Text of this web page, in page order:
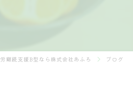
継続支援B型なら株式会社あふろ ブログ